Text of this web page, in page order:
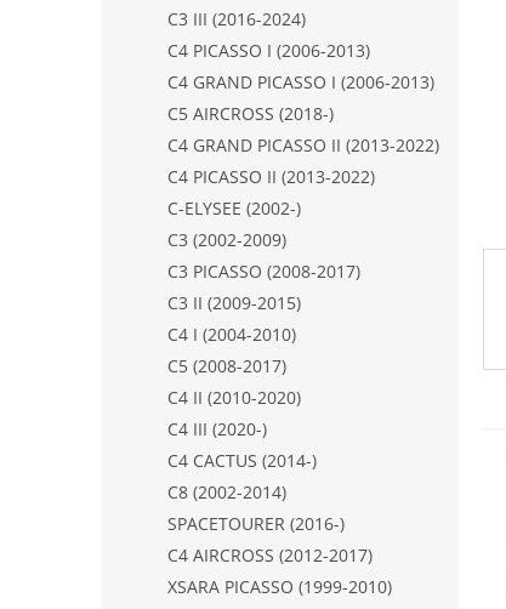
C3 III (2016-2024)
C4 PICASSO I (2006-2013)
C4 GRAND PICASSO I (2006-2013)
C5 AIRCROSS (2018-)
C4 GRAND PICASSO II (2013-2022)
C4 PICASSO II (2013-2022)
C-ELYSEE (2002-)
C3 (2002-2009)
C3 PICASSO (2008-2017)
C3 II (2009-2015)
C4 I (2004-2010)
C5 (2008-2017)
C4 II (2010-2020)
C4 III (2020-)
C4 CACTUS (2014-)
C8 (2002-2014)
SPACETOURER (2016-)
C4 AIRCROSS (2012-2017)
XSARA PICASSO (1999-2010)